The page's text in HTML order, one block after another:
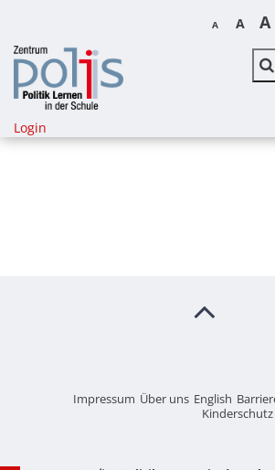
A A A
Login
Impressum Über uns English
Kinderschutz